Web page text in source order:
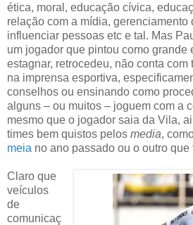
ética, moral, educação cívica,
relação com a mídia, gerenciamento
influenciar pessoas etc e tal. Mas
um jogador que pintou como grande
estagnar, retrocedeu, não conta
na imprensa esportiva,
conselhos ou ensinando como
alguns – ou muitos – joguem com a
mesmo que o jogador saia da Vila,
times bem quistos pelos media,
meia no ano passado ou o outro
Claro que
veículos
de
comunicaç